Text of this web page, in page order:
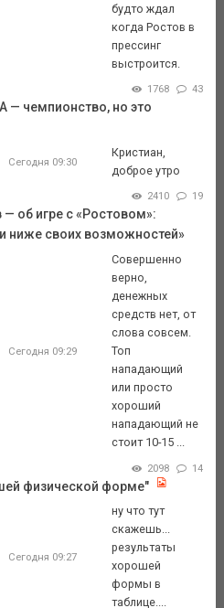
будто ждал
когда Ростов в
прессинг
выстроится.
1768 43
— чемпионство, но это
Сегодня 09:30
Кристиан,
доброе утро
2410 19
об игре с «Ростовом»:
ниже своих возможностей»
Сегодня 09:29
Совершенно
верно,
денежных
средств нет, от
слова совсем.
Топ
нападающий
или просто
хороший
нападающий не
стоит 10-15 ...
2098 14
физической форме"
Сегодня 09:27
ну что тут
скажешь...
результаты
хорошей
формы в
таблице....